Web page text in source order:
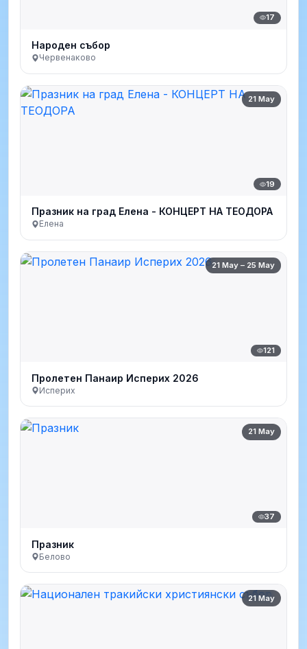
17
Народен събор
Червенаково
21 May
19
Празник на град Елена - КОНЦЕРТ НА ТЕОДОРА
Елена
21 May – 25 May
121
Пролетен Панаир Исперих 2026
Исперих
21 May
37
Празник
Белово
21 May